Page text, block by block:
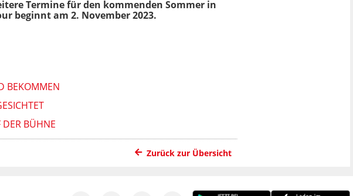
Termine für den kommenden Sommer in
beginnt am 2. November 2023.
BEKOMMEN
DER BÜHNE
Zurück zur Übersicht